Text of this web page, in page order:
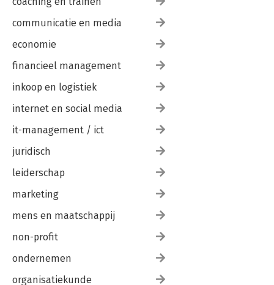
Dankbetuiging
Literatuur
communicatie en media
economie
financieel management
inkoop en logistiek
internet en social media
it-management / ict
juridisch
leiderschap
marketing
mens en maatschappij
non-profit
ondernemen
organisatiekunde